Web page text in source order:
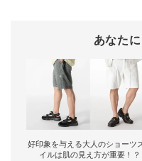
あなた
好印象を与える大人のショーツ
イルは肌の見え方が重要！？